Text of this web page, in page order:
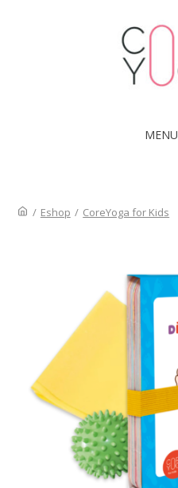
MENU
/ Eshop / CoreYoga for Kids